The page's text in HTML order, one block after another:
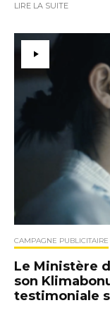
LIRE LA SUITE
CAMPAGNE PUBLICITAIRE
Le Ministère
son
testimoniale